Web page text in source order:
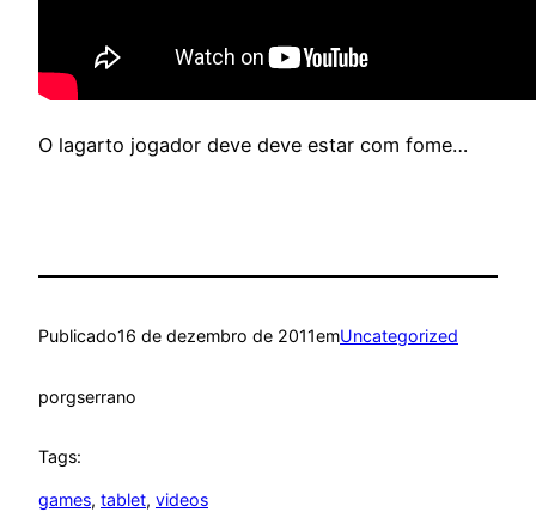
O lagarto jogador deve deve estar com fome…
Publicado16 de dezembro de 2011emUncategorized
porgserrano
Tags:
games, tablet, videos